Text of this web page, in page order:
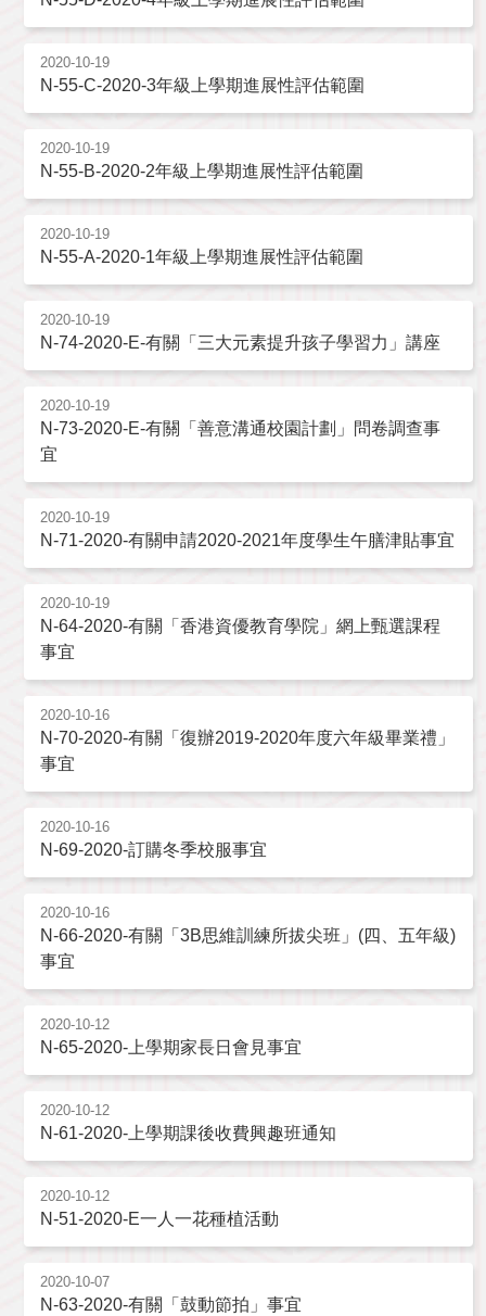
2020-10-19
N-55-C-2020-3年級上學期進展性評估範圍
2020-10-19
N-55-B-2020-2年級上學期進展性評估範圍
2020-10-19
N-55-A-2020-1年級上學期進展性評估範圍
2020-10-19
N-74-2020-E-有關「三大元素提升孩子學習力」講座
2020-10-19
N-73-2020-E-有關「善意溝通校園計劃」問卷調查事
宜
2020-10-19
N-71-2020-有關申請2020-2021年度學生午膳津貼事宜
2020-10-19
N-64-2020-有關「香港資優教育學院」網上甄選課程
事宜
2020-10-16
N-70-2020-有關「復辦2019-2020年度六年級畢業禮」
事宜
2020-10-16
N-69-2020-訂購冬季校服事宜
2020-10-16
N-66-2020-有關「3B思維訓練所拔尖班」(四、五年級)
事宜
2020-10-12
N-65-2020-上學期家長日會見事宜
2020-10-12
N-61-2020-上學期課後收費興趣班通知
2020-10-12
N-51-2020-E一人一花種植活動
2020-10-07
N-63-2020-有關「鼓動節拍」事宜